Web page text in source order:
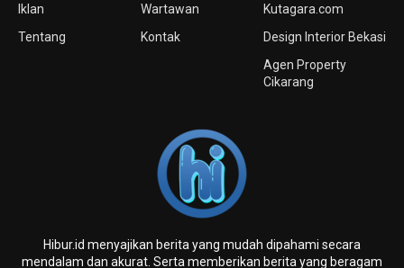
Iklan
Tentang
Wartawan
Kontak
Kutagara.com
Design Interior Bekasi
Agen Property
Cikarang
Hibur.id menyajikan berita yang mudah dipahami secara
mendalam dan akurat. Serta memberikan berita yang beragam